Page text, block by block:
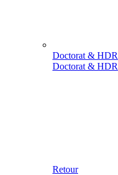
Doctorat & HDR
Doctorat & HDR
Retour